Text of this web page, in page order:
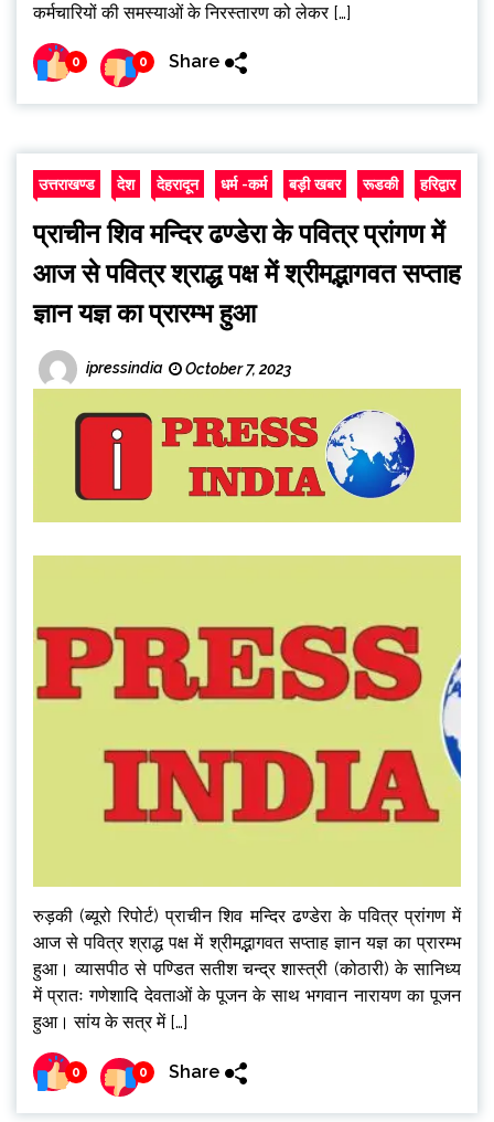
कर्मचारियों की समस्याओं के निरस्तारण को लेकर […]
0 0 Share
उत्तराखण्ड देश देहरादून धर्म -कर्म बड़ी खबर रूडकी हरिद्वार
प्राचीन शिव मन्दिर ढण्डेरा के पवित्र प्रांगण में
आज से पवित्र श्राद्ध पक्ष में श्रीमद्भागवत सप्ताह
ज्ञान यज्ञ का प्रारम्भ हुआ
ipressindia October 7, 2023
रुड़की (ब्यूरो रिपोर्ट) प्राचीन शिव मन्दिर ढण्डेरा के पवित्र प्रांगण में
आज से पवित्र श्राद्ध पक्ष में श्रीमद्भागवत सप्ताह ज्ञान यज्ञ का प्रारम्भ
हुआ। व्यासपीठ से पण्डित सतीश चन्द्र शास्त्री (कोठारी) के सानिध्य
में प्रातः गणेशादि देवताओं के पूजन के साथ भगवान नारायण का पूजन
हुआ। सांय के सत्र में […]
0 0 Share